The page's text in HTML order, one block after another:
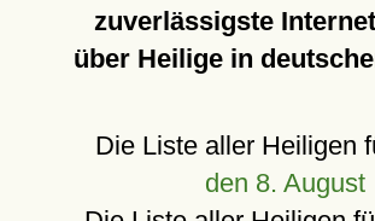
zuverlässigste
über Heilige in
Die Liste aller Heiligen
den 8. August